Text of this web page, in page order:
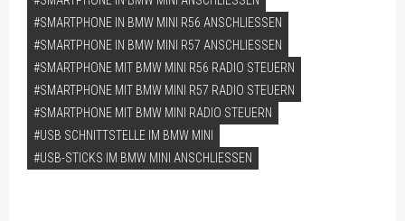
SMARTPHONE IN BMW MINI R56 ANSCHLIESSEN
SMARTPHONE IN BMW MINI R57 ANSCHLIESSEN
SMARTPHONE MIT BMW MINI R56 RADIO STEUERN
SMARTPHONE MIT BMW MINI R57 RADIO STEUERN
SMARTPHONE MIT BMW MINI RADIO STEUERN
USB SCHNITTSTELLE IM BMW MINI
USB-STICKS IM BMW MINI ANSCHLIESSEN